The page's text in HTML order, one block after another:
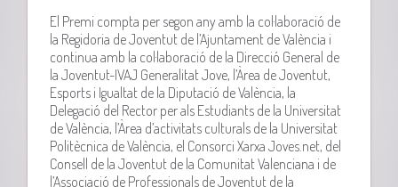
El Premi compta per segon any amb la col·laboració de
la Regidoria de Joventut de l’Ajuntament de València i
continua amb la col·laboració de la Direcció General de
la Joventut-IVAJ Generalitat Jove, l’Àrea de Joventut,
Esports i Igualtat de la Diputació de València, la
Delegació del Rector per als Estudiants de la Universitat
de València, l’Àrea d’activitats culturals de la Universitat
Politècnica de València, el Consorci Xarxa Joves.net, del
Consell de la Joventut de la Comunitat Valenciana i de
l’Associació de Professionals de Joventut de la